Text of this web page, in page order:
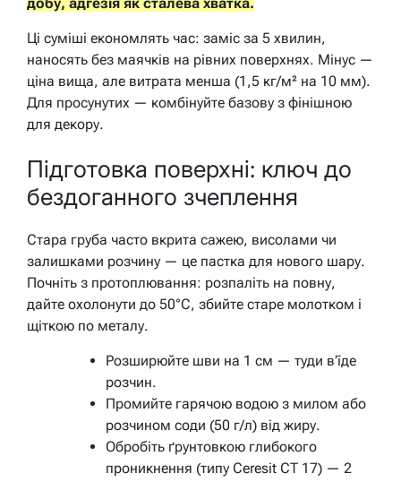
Ці суміші економлять час: заміс за 5 хвилин,
наносять без маячків на рівних поверхнях. Мінус —
ціна вища, але витрата менша (1,5 кг/м² на 10 мм).
Для просунутих — комбінуйте базову з фінішною
для декору.
Підготовка поверхні: ключ до
бездоганного зчеплення
Стара груба часто вкрита сажею, висолами чи
залишками розчину — це пастка для нового шару.
Почніть з протоплювання: розпаліть на повну,
дайте охолонути до 50°C, збийте старе молотком і
щіткою по металу.
Розширюйте шви на 1 см — туди в’їде
розчин.
Промийте гарячою водою з милом або
розчином соди (50 г/л) від жиру.
Обробіть ґрунтовкою глибокого
проникнення (типу Ceresit CT 17) — 2